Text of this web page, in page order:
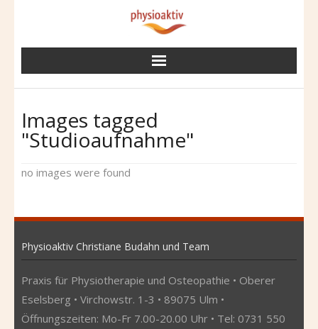
Images tagged
"Studioaufnahme"
no images were found
Physioaktiv Christiane Budahn und Team
Praxis für Physiotherapie und Osteopathie • Oberer
Eselsberg • Virchowstr. 1-3 • 89075 Ulm •
Öffnungszeiten: Mo-Fr 7.00-20.00 Uhr • Tel: 0731 550